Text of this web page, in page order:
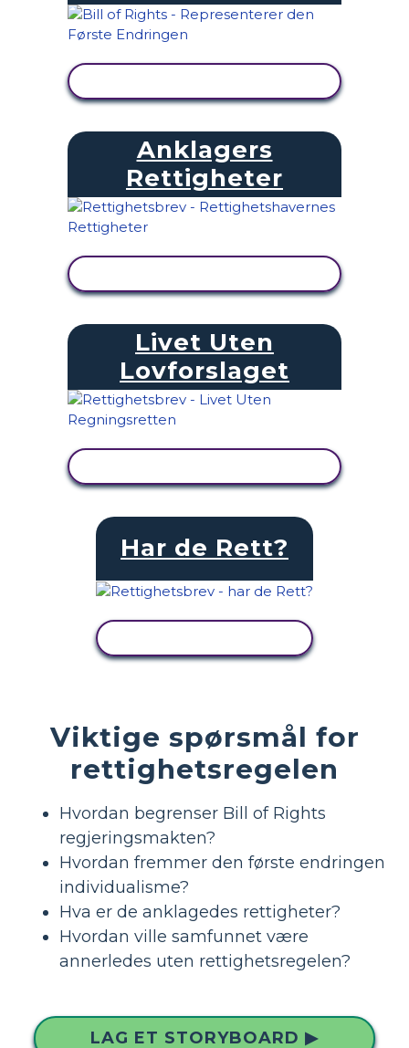
Anklagers
Rettigheter
Livet Uten
Lovforslaget
Har de Rett?
Viktige spørsmål for
rettighetsregelen
Hvordan begrenser Bill of Rights
regjeringsmakten?
Hvordan fremmer den første endringen
individualisme?
Hva er de anklagedes rettigheter?
Hvordan ville samfunnet være
annerledes uten rettighetsregelen?
LAG ET STORYBOARD ▶